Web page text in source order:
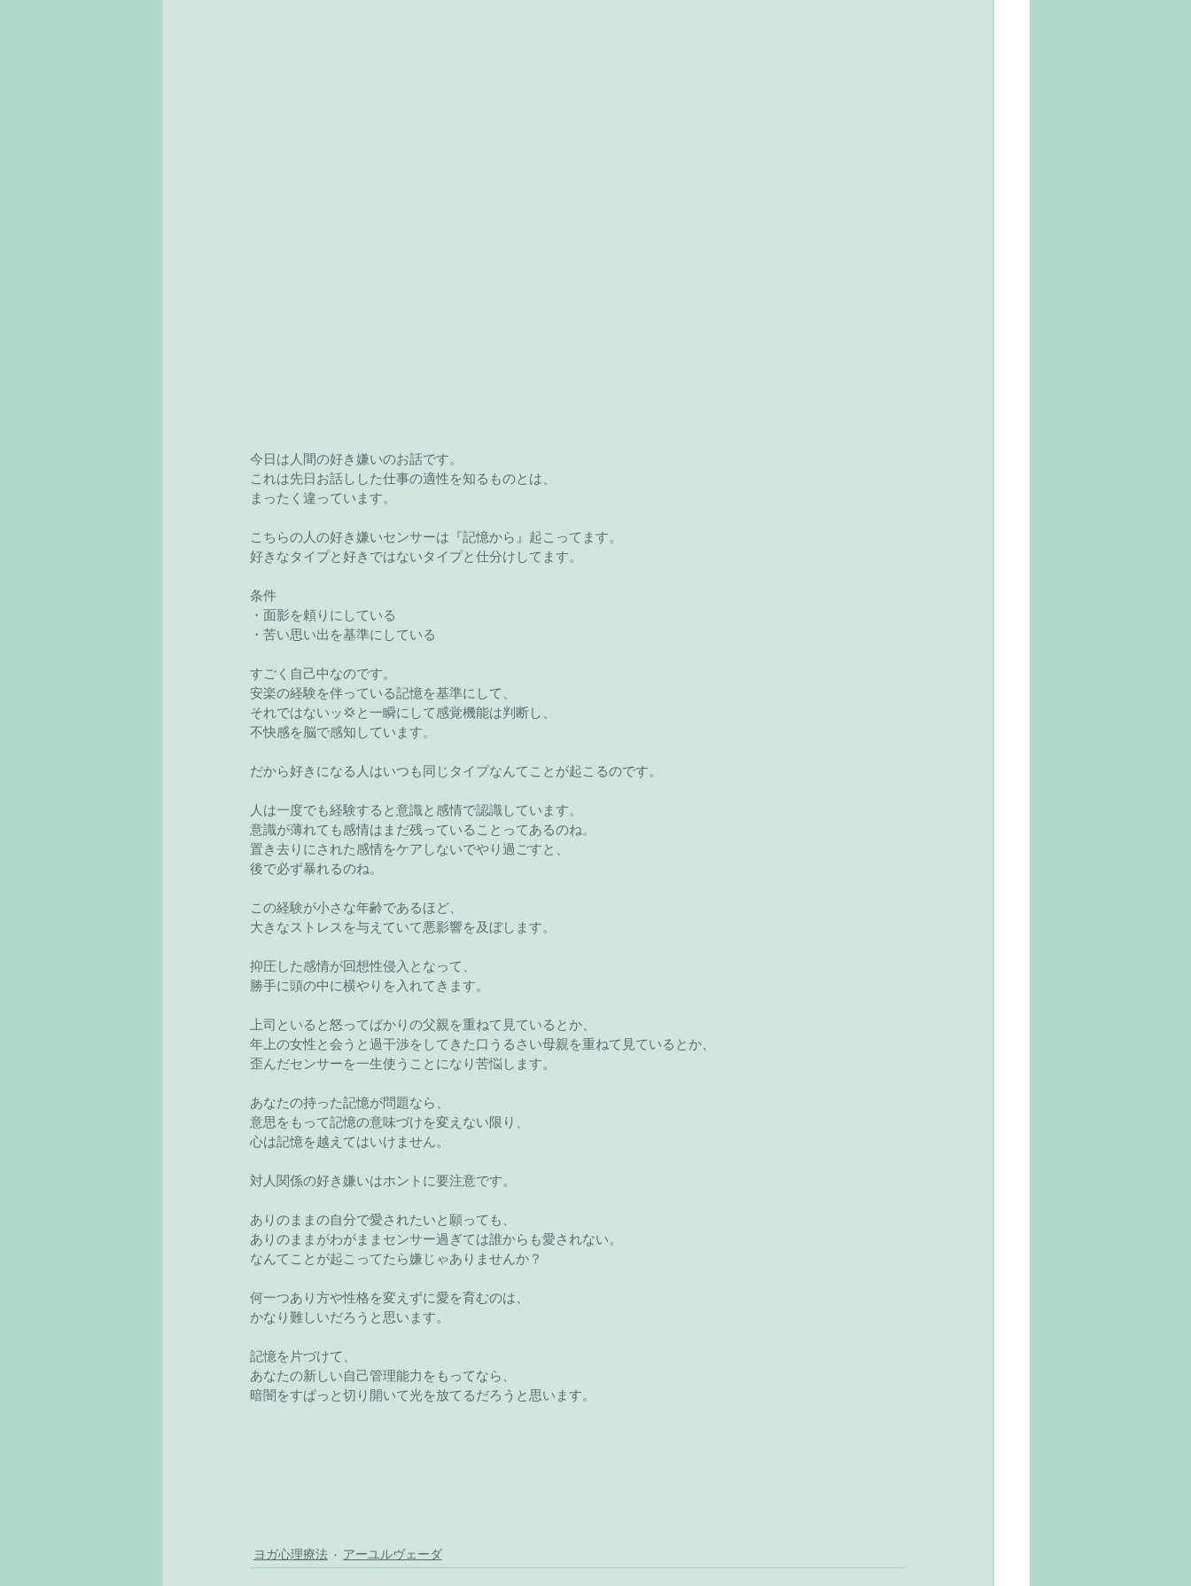
今日は人間の好き嫌いのお話です。
これは先日お話しした仕事の適性を知るものとは、
まったく違っています。
こちらの人の好き嫌いセンサーは『記憶から』起こってます。
好きなタイプと好きではないタイプと仕分けしてます。
条件
・面影を頼りにしている
・苦い思い出を基準にしている
すごく自己中なのです。
安楽の経験を伴っている記憶を基準にして、
それではないッ💢と一瞬にして感覚機能は判断し、
不快感を脳で感知しています。
だから好きになる人はいつも同じタイプなんてことが起こるのです。
人は一度でも経験すると意識と感情で認識しています。
意識が薄れても感情はまだ残っていることってあるのね。
置き去りにされた感情をケアしないでやり過ごすと、
後で必ず暴れるのね。
この経験が小さな年齢であるほど、
大きなストレスを与えていて悪影響を及ぼします。
抑圧した感情が回想性侵入となって、
勝手に頭の中に横やりを入れてきます。
上司といると怒ってばかりの父親を重ねて見ているとか、
年上の女性と会うと過干渉をしてきた口うるさい母親を重ねて見ているとか、
歪んだセンサーを一生使うことになり苦悩します。
あなたの持った記憶が問題なら、
意思をもって記憶の意味づけを変えない限り、
心は記憶を越えてはいけません。
対人関係の好き嫌いはホントに要注意です。
ありのままの自分で愛されたいと願っても、
ありのままがわがままセンサー過ぎては誰からも愛されない。
なんてことが起こってたら嫌じゃありませんか？
何一つあり方や性格を変えずに愛を育むのは、
かなり難しいだろうと思います。
記憶を片づけて、
あなたの新しい自己管理能力をもってなら、
暗闇をすぱっと切り開いて光を放てるだろうと思います。
ヨガ心理療法 アーユルヴェーダ